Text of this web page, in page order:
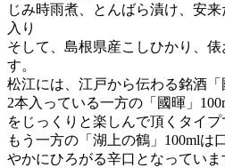
じみ時雨煮、とんばら漬け、安
入り
そして、島根県産こしひかり、
す。
松江には、江戸から伝わる銘酒「
2本入っている一方の「國暉」
をじっくりと楽しんで頂くタイプ
もう一方の「湖上の鶴」100mlは
やかにひろがる辛口となっていま